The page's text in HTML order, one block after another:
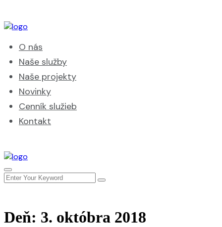
O nás
Naše služby
Naše projekty
Novinky
Cenník služieb
Kontakt
Deň: 3. októbra 2018